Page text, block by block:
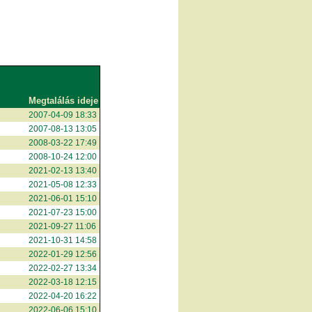
Megtalálás ideje
2007-04-09 18:33
2007-08-13 13:05
2008-03-22 17:49
2008-10-24 12:00
2021-02-13 13:40
2021-05-08 12:33
2021-06-01 15:10
2021-07-23 15:00
2021-09-27 11:06
2021-10-31 14:58
2022-01-29 12:56
2022-02-27 13:34
2022-03-18 12:15
2022-04-20 16:22